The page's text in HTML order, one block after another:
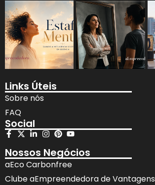
Links Úteis
Sobre nós
FAQ
Social
Nossos Negócios
aEco Carbonfree
Clube aEmpreendedora de Vantagens